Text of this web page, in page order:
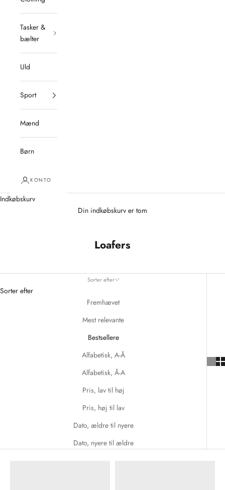
Tasker &
bælter
Uld
Sport
Mænd
Børn
KONTO
Indkøbskurv
Din indkøbskurv er tom
Loafers
Sorter efter
Sorter efter
Fremhævet
Mest relevante
Bestsellere
Alfabetisk, A-Å
Alfabetisk, Å-A
Pris, lav til høj
Pris, høj til lav
Dato, ældre til nyere
Dato, nyere til ældre